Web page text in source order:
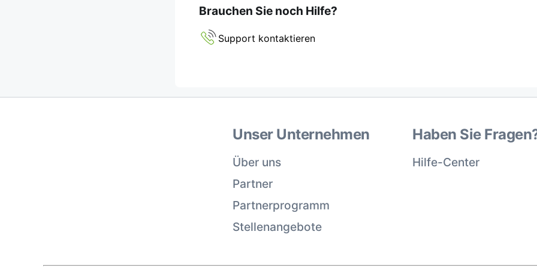
Brauchen Sie noch Hilfe?
Support kontaktieren
Unser Unternehmen
Über uns
Partner
Partnerprogramm
Stellenangebote
Haben Sie
Hilfe-Center